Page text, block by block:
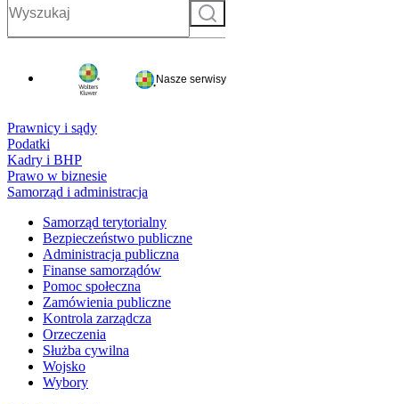
Szukaj
Nasze serwisy
Prawnicy i sądy
Podatki
Kadry i BHP
Prawo w biznesie
Samorząd i administracja
Samorząd terytorialny
Bezpieczeństwo publiczne
Administracja publiczna
Finanse samorządów
Pomoc społeczna
Zamówienia publiczne
Kontrola zarządcza
Orzeczenia
Służba cywilna
Wojsko
Wybory